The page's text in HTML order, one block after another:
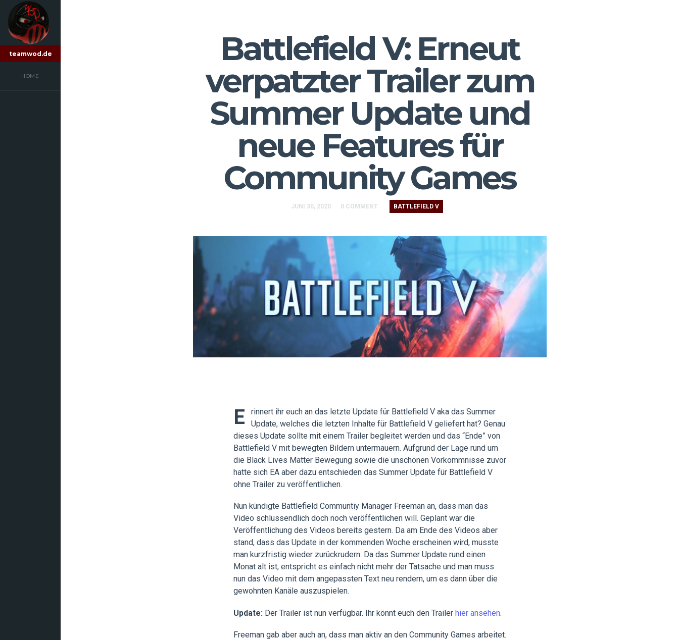
teamwod.de
HOME
Battlefield V: Erneut
verpatzter Trailer zum
Summer Update und
neue Features für
Community Games
JUNI 30, 2020 0 COMMENT BATTLEFIELD V
E
rinnert ihr euch an das letzte Update für Battlefield V aka das Summer
Update, welches die letzten Inhalte für Battlefield V geliefert hat? Genau
dieses Update sollte mit einem Trailer begleitet werden und das “Ende” von
Battlefield V mit bewegten Bildern untermauern. Aufgrund der Lage rund um
die Black Lives Matter Bewegung sowie die unschönen Vorkommnisse zuvor
hatte sich EA aber dazu entschieden das Summer Update für Battlefield V
ohne Trailer zu veröffentlichen.
Nun kündigte Battlefield Communtiy Manager Freeman an, dass man das
Video schlussendlich doch noch veröffentlichen will. Geplant war die
Veröffentlichung des Videos bereits gestern. Da am Ende des Videos aber
stand, dass das Update in der kommenden Woche erscheinen wird, musste
man kurzfristig wieder zurückrudern. Da das Summer Update rund einen
Monat alt ist, entspricht es einfach nicht mehr der Tatsache und man muss
nun das Video mit dem angepassten Text neu rendern, um es dann über die
gewohnten Kanäle auszuspielen.
Update: Der Trailer ist nun verfügbar. Ihr könnt euch den Trailer hier ansehen.
Freeman gab aber auch an, dass man aktiv an den Community Games arbeitet.